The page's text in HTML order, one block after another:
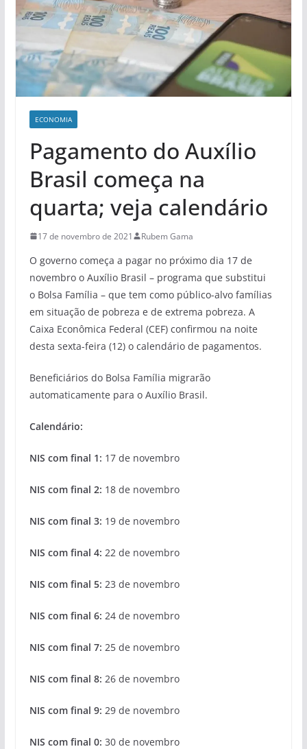
ECONOMIA
Pagamento do Auxílio
Brasil começa na
quarta; veja calendário
17 de novembro de 2021 Rubem Gama
O governo começa a pagar no próximo dia 17 de
novembro o Auxílio Brasil – programa que substitui
o Bolsa Família – que tem como público-alvo famílias
em situação de pobreza e de extrema pobreza. A
Caixa Econômica Federal (CEF) confirmou na noite
desta sexta-feira (12) o calendário de pagamentos.
Beneficiários do Bolsa Família migrarão
automaticamente para o Auxílio Brasil.
Calendário:
NIS com final 1: 17 de novembro
NIS com final 2: 18 de novembro
NIS com final 3: 19 de novembro
NIS com final 4: 22 de novembro
NIS com final 5: 23 de novembro
NIS com final 6: 24 de novembro
NIS com final 7: 25 de novembro
NIS com final 8: 26 de novembro
NIS com final 9: 29 de novembro
NIS com final 0: 30 de novembro